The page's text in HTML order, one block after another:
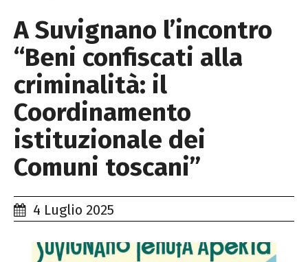
A Suvignano l’incontro
“Beni confiscati alla
criminalità: il
Coordinamento
istituzionale dei
Comuni toscani”
4 Luglio 2025